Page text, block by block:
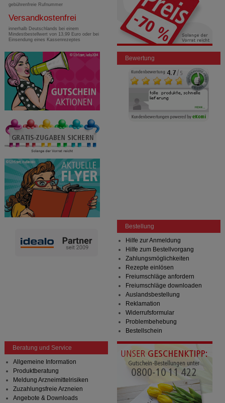
gebührenfreie Rufnummer
Versandkostenfrei
innerhalb Deutschlands bei einem
Mindestbestellwert von 13,99 Euro oder bei
Einsendung eines Kassenrezeptes
Bewertung
Bestellung
Hilfe zur Anmeldung
Hilfe zum Bestellvorgang
Zahlungsmöglichkeiten
Rezepte einlösen
Freiumschläge anfordern
Freiumschläge downloaden
Auslandsbestellung
Reklamation
Widerrufsformular
Problembehebung
Bestellschein
Beratung und Service
Allgemeine Information
Produktberatung
Meldung Arzneimittelrisiken
Zuzahlungsfreie Arzneien
Angebote & Downloads